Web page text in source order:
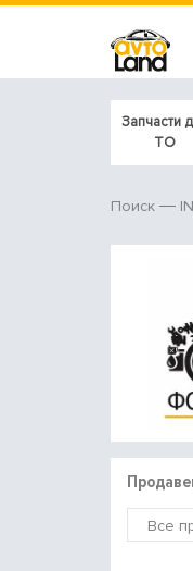
Запчасти
ТО
Поиск